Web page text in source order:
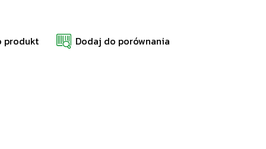
produkt Dodaj do porównania